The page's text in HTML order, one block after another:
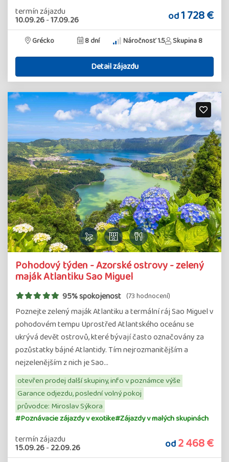
termín zájazdu
10.09.26-17.09.26 od1 728 €
Grécko 8 dní Náročnosť 1.5 Skupina 8
Detail zájazdu
Pohodový týden - Azorské ostrovy - zelený
maják Atlantiku Sao Miguel
95% spokojenost (73 hodnocení)
Poznejte zelený maják Atlantiku a termální ráj Sao Miguel v
pohodovém tempu Uprostřed Atlantského oceánu se
ukrývá devět ostrovů, které bývají často označovány za
pozůstatky bájné Atlantidy. Tím nejrozmanitějším a
nejzelenějším z nich je Sao…
otevřen prodej další skupiny, info v poznámce výše
Garance odjezdu, poslední volný pokoj
průvodce: Miroslav Sýkora
#Poznávacie zájazdy v exotike#Zájazdy v malých skupinách
termín zájazdu
15.09.26-22.09.26 od2 468 €